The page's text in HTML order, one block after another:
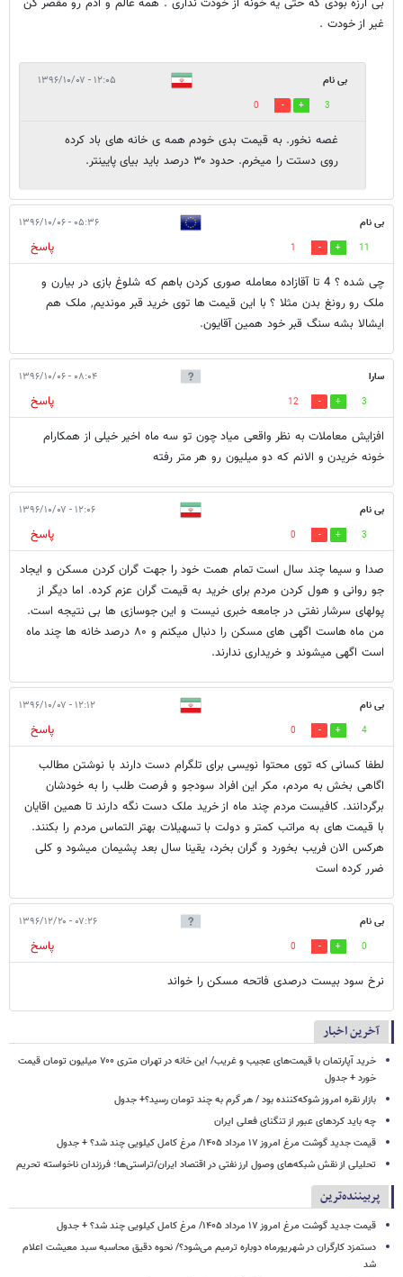
غیر از خودت .
بی نام ۱۲:۰۵ - ۱۳۹۶/۱۰/۰۷
3
0
غصه نخور. به قیمت بدی خودم همه ی خانه های باد کرده
روی دستت را میخرم. حدود ۳۰ درصد باید بیای پایینتر.
بی نام ۰۵:۳۶ - ۱۳۹۶/۱۰/۰۶
11
1
پاسخ
چی شده ؟ 4 تا آقازاده معامله صوری کردن باهم که شلوغ بازی در بیارن و
ملک رو رونغ بدن مثلا ؟ با این قیمت ها توی خرید قبر موندیم, ملک هم
ایشالا بشه سنگ قبر خود همین آقایون.
سارا ۰۸:۰۴ - ۱۳۹۶/۱۰/۰۶
3
12
پاسخ
افزایش معاملات به نظر واقعی میاد چون تو سه ماه اخیر خیلی از همکارام
خونه خریدن و الانم که دو میلیون رو هر متر رفته
بی نام ۱۲:۰۶ - ۱۳۹۶/۱۰/۰۷
3
0
پاسخ
صدا و سیما چند سال است تمام همت خود را جهت گران کردن مسکن و ایجاد
جو روانی و هول کردن مردم برای خرید به قیمت گران عزم کرده. اما دیگر از
پولهای سرشار نفتی در جامعه خبری نیست و این جوسازی ها بی نتیجه است.
من ماه هاست اگهی های مسکن را دنبال میکنم و ۸۰ درصد خانه ها چند ماه
است اگهی میشوند و خریداری ندارند.
بی نام ۱۲:۱۲ - ۱۳۹۶/۱۰/۰۷
4
0
پاسخ
لطفا کسانی که توی محتوا نویسی برای تلگرام دست دارند با نوشتن مطالب
اگاهی بخش به مردم، مکر این افراد سودجو و فرصت طلب را به خودشان
برگردانند. کافیست مردم چند ماه از خرید ملک دست نگه دارند تا همین اقایان
با قیمت های به مراتب کمتر و دولت با تسهیلات بهتر التماس مردم را بکنند.
هرکس الان فریب بخورد و گران بخرد، یقینا سال بعد پشیمان میشود و کلی
ضرر کرده است
بی نام ۰۷:۲۶ - ۱۳۹۶/۱۲/۲۰
0
0
پاسخ
نرخ سود بیست درصدی فاتحه مسکن را خواند
آخرین اخبار
خرید آپارتمان با قیمت‌های عجیب و غریب/ این خانه در تهران متری ۷۰۰ میلیون تومان قیمت
خورد + جدول
بازار نقره امروز شوکه‌کننده بود / هر گرم به چند تومان رسید؟+ جدول
چه باید کردهای عبور از تنگنای فعلی ایران
قیمت جدید گوشت مرغ امروز ۱۷ مرداد ۱۴۰۵/ مرغ کامل کیلویی چند شد؟ + جدول
تحلیلی از نقش شبکه‌های وصول ارز نفتی در اقتصاد ایران/تراستی‌ها؛ فرزندان ناخواسته تحریم
پربیننده‌ترین
قیمت جدید گوشت مرغ امروز ۱۷ مرداد ۱۴۰۵/ مرغ کامل کیلویی چند شد؟ + جدول
دستمزد کارگران در شهریورماه دوباره ترمیم می‌شود؟/ نحوه دقیق محاسبه سبد معیشت اعلام
شد